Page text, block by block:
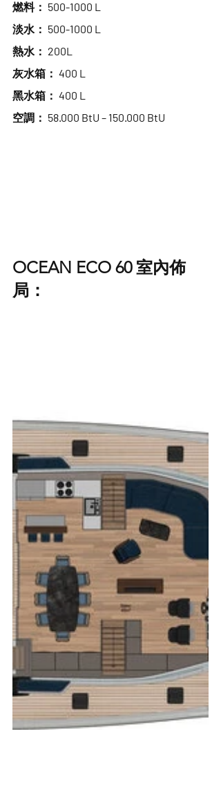
燃料： 500-1000 L
淡水： 500-1000 L
熱水： 200L
灰水箱： 400 L
黑水箱： 400 L
空調： 58.000 BtU – 150.000 BtU
OCEAN ECO 60 室內佈
局：